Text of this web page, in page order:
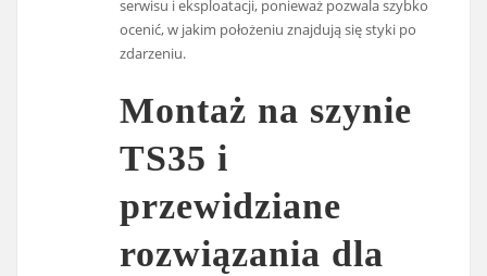
serwisu i eksploatacji, ponieważ pozwala szybko
ocenić, w jakim położeniu znajdują się styki po
zdarzeniu.
Montaż na szynie
TS35 i
przewidziane
rozwiązania dla